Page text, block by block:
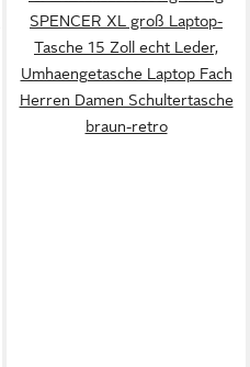
SPENCER XL groß Laptop-
Tasche 15 Zoll echt Leder,
Umhaengetasche Laptop Fach
Herren Damen Schultertasche
braun-retro